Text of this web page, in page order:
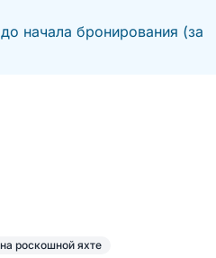
начала бронирования (за
роскошной яхте